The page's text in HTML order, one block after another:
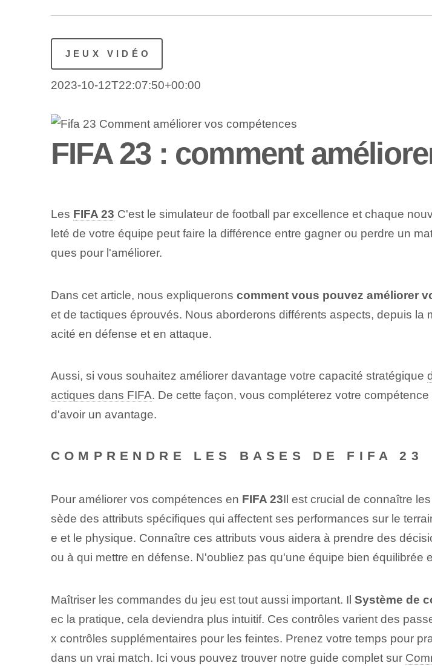
JEUX VIDÉO
2023-10-12T22:07:50+00:00
FIFA 23 : comment
Les FIFA 23 C'est le simulateur de football par excellence et chaque
leté de votre équipe peut faire la différence entre gagner ou perdre un
ques pour l'améliorer.⁢
Dans cet article, nous expliquerons comment ‌vous pouvez améliorer​
et de tactiques éprouvés. Nous aborderons différents aspects, depuis
acité en défense et en attaque.
Aussi, si vous souhaitez améliorer davantage votre capacité stratégique
actiques dans FIFA.‌ De cette façon,‌ vous compléterez votre
d'avoir un avantage.
COMPRENDRE LES BASES DE FIFA 23
Pour améliorer vos compétences en FIFA 23Il est crucial de connaître
sède des attributs spécifiques qui affectent ses performances sur le
e et le physique. Connaître ces attributs vous aidera à prendre des
ou à qui mettre en défense. N'oubliez pas qu'une équipe bien équilibrée
Maîtriser les commandes du jeu est tout aussi important. Il Système de
ec la pratique, cela deviendra plus intuitif. Ces contrôles varient des
x contrôles supplémentaires pour les feintes. Prenez votre temps pour
dans un vrai match. Ici⁤ vous pouvez trouver notre guide complet sur